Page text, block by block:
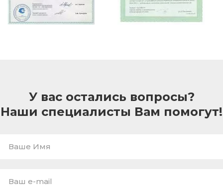
У вас остались вопросы?
Наши специалисты Вам помогут!
Имя